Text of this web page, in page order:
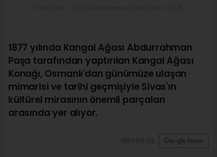
1877 yılında Kangal Ağası Abdurrahman
Paşa tarafından yaptırılan Kangal Ağası
Konağı, Osmanlı'dan günümüze ulaşan
mimarisi ve tarihi geçmişiyle Sivas'ın
kültürel mirasının önemli parçaları
arasında yer alıyor.